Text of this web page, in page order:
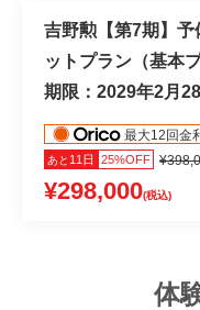
吉野勲【第7期】
ットプラン（基本
期限：2029年2月28
最大12回金
あと 11日 25%OFF
¥298,000(税込)
体